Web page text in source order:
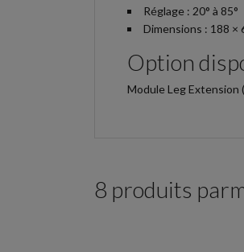
Réglage : 20° à 85°
Dimensions : 188 ×
Option
Module Leg Extension
8 produits